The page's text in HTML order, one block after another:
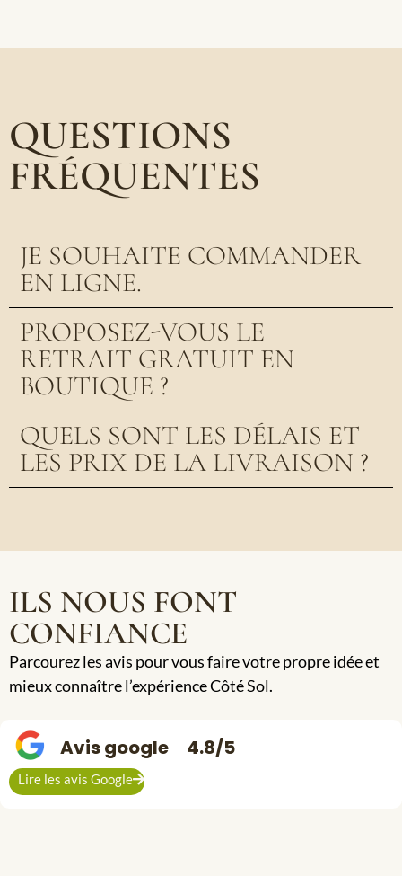
QUESTIONS
FRÉQUENTES
JE SOUHAITE COMMANDER
EN LIGNE.
PROPOSEZ-VOUS LE
RETRAIT GRATUIT EN
BOUTIQUE ?
QUELS SONT LES DÉLAIS ET
LES PRIX DE LA LIVRAISON ?
ILS NOUS FONT
CONFIANCE
Parcourez les avis pour vous faire votre propre idée et
mieux connaître l’expérience Côté Sol.
Avis google 4.8/5
Lire les avis Google